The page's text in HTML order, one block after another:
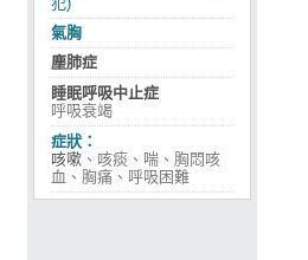
氣胸
塵肺症
睡眠呼吸中止症
呼吸衰竭
症狀：
咳嗽 、咳痰、喘、胸悶咳
血、胸痛、呼吸困難